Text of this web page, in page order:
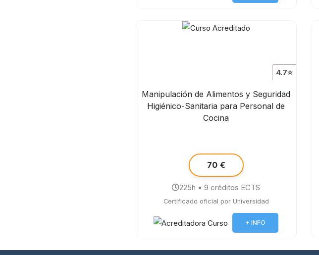
4.7⭐
Manipulación de Alimentos y Seguridad
Higiénico-Sanitaria para Personal de
Cocina
70 €
225h • 9 créditos ECTS
Certificado oficial por Universidad
+ INFO